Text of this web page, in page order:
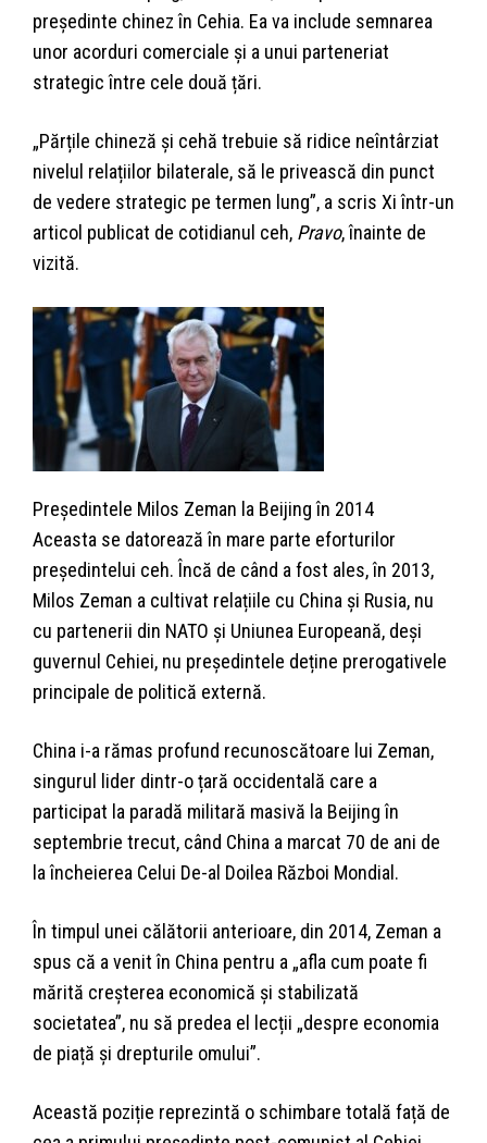
președinte chinez în Cehia. Ea va include semnarea
unor acorduri comerciale și a unui parteneriat
strategic între cele două țări.
„Părțile chineză și cehă trebuie să ridice neîntârziat
nivelul relațiilor bilaterale, să le privească din punct
de vedere strategic pe termen lung”, a scris Xi într-un
articol publicat de cotidianul ceh, Pravo, înainte de
vizită.
Președintele Milos Zeman la Beijing în 2014
Aceasta se datorează în mare parte eforturilor
președintelui ceh. Încă de când a fost ales, în 2013,
Milos Zeman a cultivat relațiile cu China și Rusia, nu
cu partenerii din NATO și Uniunea Europeană, deși
guvernul Cehiei, nu președintele deține prerogativele
principale de politică externă.
China i-a rămas profund recunoscătoare lui Zeman,
singurul lider dintr-o țară occidentală care a
participat la paradă militară masivă la Beijing în
septembrie trecut, când China a marcat 70 de ani de
la încheierea Celui De-al Doilea Război Mondial.
În timpul unei călătorii anterioare, din 2014, Zeman a
spus că a venit în China pentru a „afla cum poate fi
mărită creșterea economică și stabilizată
societatea”, nu să predea el lecții „despre economia
de piață și drepturile omului”.
Această poziție reprezintă o schimbare totală față de